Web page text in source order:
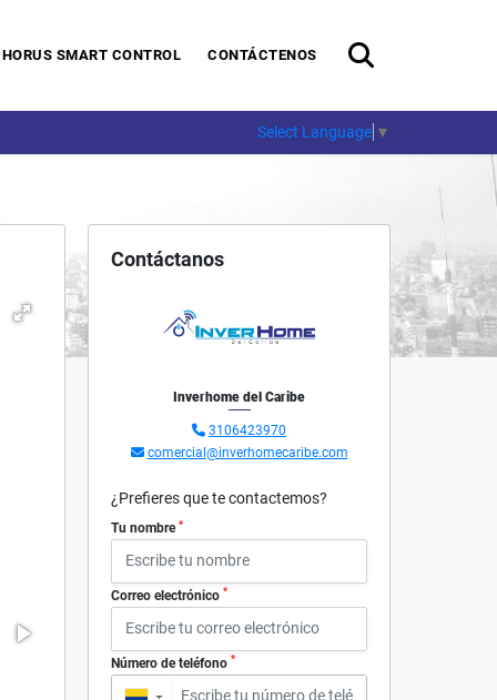
HORUS SMART CONTROL CONTÁCTENOS
Select Language ▼
Contáctanos
Inverhome del Caribe
3106423970
comercial@inverhomecaribe.com
¿Prefieres que te contactemos?
Tu nombre *
Correo electrónico *
Número de teléfono *
▼